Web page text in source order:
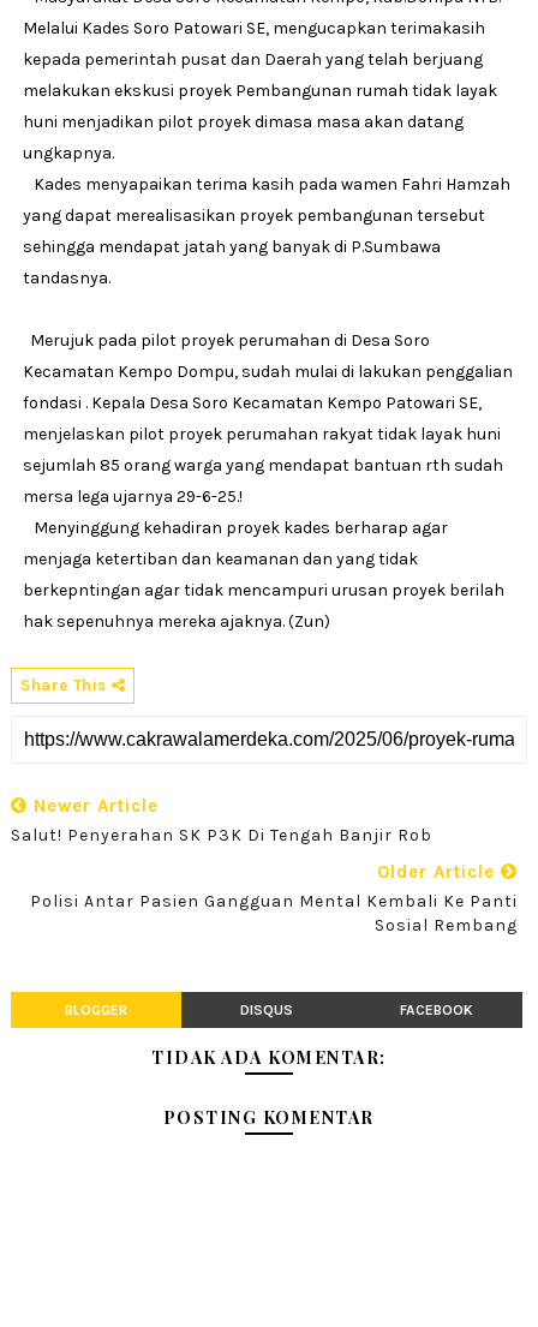
Melalui Kades Soro Patowari SE, mengucapkan terimakasih
kepada pemerintah pusat dan Daerah yang telah berjuang
melakukan ekskusi proyek Pembangunan rumah tidak layak
huni menjadikan pilot proyek dimasa masa akan datang
ungkapnya.
Kades menyapaikan terima kasih pada wamen Fahri Hamzah
yang dapat merealisasikan proyek pembangunan tersebut
sehingga mendapat jatah yang banyak di P.Sumbawa
tandasnya.
Merujuk pada pilot proyek perumahan di Desa Soro
Kecamatan Kempo Dompu, sudah mulai di lakukan penggalian
fondasi . Kepala Desa Soro Kecamatan Kempo Patowari SE,
menjelaskan pilot proyek perumahan rakyat tidak layak huni
sejumlah 85 orang warga yang mendapat bantuan rth sudah
mersa lega ujarnya 29-6-25.!
Menyinggung kehadiran proyek kades berharap agar
menjaga ketertiban dan keamanan dan yang tidak
berkepntingan agar tidak mencampuri urusan proyek berilah
hak sepenuhnya mereka ajaknya. (Zun)
Share This
Newer Article
Salut! Penyerahan SK P3K Di Tengah Banjir Rob
Older Article
Polisi Antar Pasien Gangguan Mental Kembali Ke Panti
Sosial Rembang
BLOGGER DISQUS FACEBOOK
TIDAK ADA KOMENTAR:
POSTING KOMENTAR